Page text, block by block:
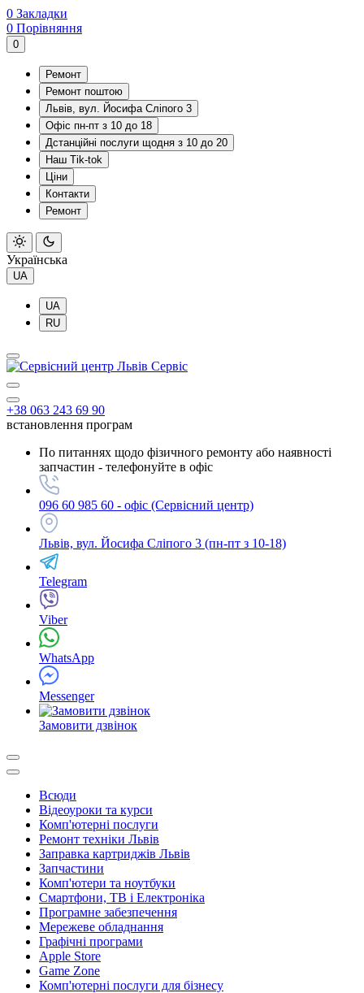
0 Закладки
0 Порівняння
0
Ремонт
Ремонт поштою
Львів, вул. Йосифа Сліпого 3
Офіс пн-пт з 10 до 18
Дстанційні послуги щодня з 10 до 20
Наш Tik-tok
Ціни
Контакти
Ремонт
Українська
UA
UA
RU
+38 063 243 69 90
встановлення програм
По питаннях щодо фізичного ремонту або наявності
запчастин - телефонуйте в офіс
096 60 985 60 - офіс (Сервісний центр)
Львів, вул. Йосифа Сліпого 3 (пн-пт з 10-18)
Telegram
Viber
WhatsApp
Messenger
Замовити дзвінок
Всюди
Відеоуроки та курси
Комп'ютерні послуги
Ремонт техніки Львів
Заправка картриджів Львів
Запчастини
Комп'ютери та ноутбуки
Смартфони, ТВ і Електроніка
Програмне забезпечення
Мережеве обладнання
Графічні програми
Apple Store
Game Zone
Комп'ютерні послуги для бізнесу